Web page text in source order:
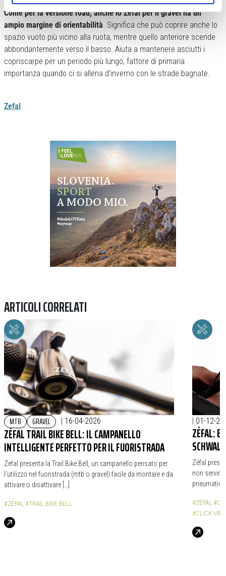
Come per la versione road, anche lo Zéfal per il gravel ha un
ampio margine di orientabilità. Significa che può coprire anche lo
spazio vuoto più vicino alla ruota, mentre quello anteriore scende
abbondantemente verso il basso. Aiuta a mantenere asciutti i
copriscarpe per un periodo più lungo, fattore di primaria
importanza quando ci si allena d’inverno con le strade bagnate.
Zefal
Previous
ARTICOLI CORRELATI
MTB GRAVEL | 16-04-2026
ZÉFAL TRAIL BIKE BELL: IL CAMPANELLO
INTELLIGENTE PERFETTO PER IL FUORISTRADA
Zefal presenta la Trail Bike Bell, un campanello pensato per
l’utilizzo nel fuoristrada (mtb o gravel) facile da montare e da
attivare o disattivare […]
#ZÉFAL #TRAIL BIKE BELL
| 01-12-
ZÉFAL:
Zéfal
non servirà
pneumatici
#ZÉFAL
#CLICK